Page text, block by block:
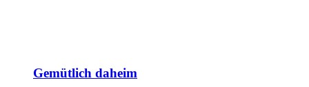
Gemütlich daheim